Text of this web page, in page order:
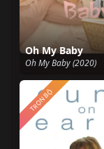
Oh My Baby
Oh My Baby (2020)
TRỌN BỘ